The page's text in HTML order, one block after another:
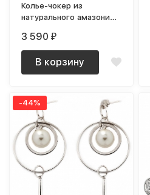
Колье-чокер из
натурального амазонита
3 590 ₽
В корзину
-44%